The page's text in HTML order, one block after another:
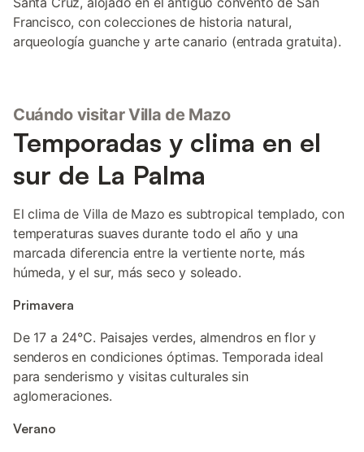
Francisco, con colecciones de historia natural,
arqueología guanche y arte canario (entrada gratuita).
Cuándo visitar Villa de Mazo
Temporadas y clima en el
sur de La Palma
El clima de Villa de Mazo es subtropical templado, con
temperaturas suaves durante todo el año y una
marcada diferencia entre la vertiente norte, más
húmeda, y el sur, más seco y soleado.
Primavera
De 17 a 24°C. Paisajes verdes, almendros en flor y
senderos en condiciones óptimas. Temporada ideal
para senderismo y visitas culturales sin
aglomeraciones.
Verano